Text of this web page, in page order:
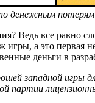
денежным потерям
Ведь все равно
игры, а это
деньги в
западной игры
партии